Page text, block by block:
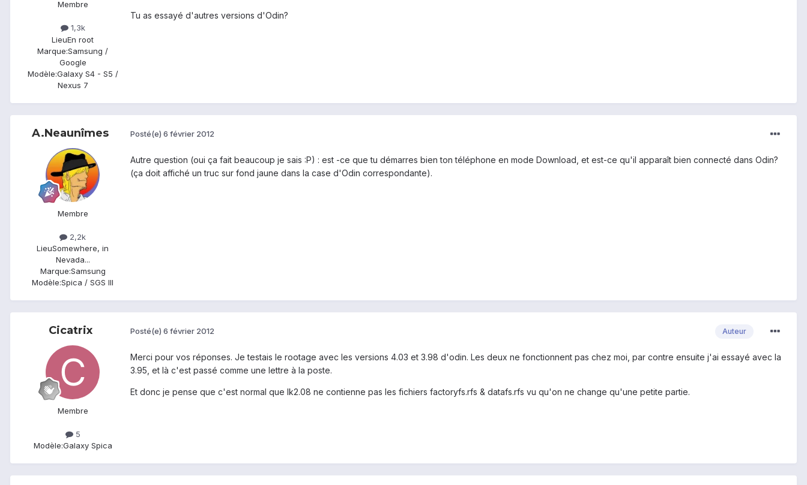
Membre
1,3k
LieuEn root
Marque:Samsung /
Google
Modèle:Galaxy S4 - S5 /
Nexus 7
Tu as essayé d'autres versions d'Odin?
A.Neaunîmes
Membre
2,2k
LieuSomewhere, in
Nevada...
Marque:Samsung
Modèle:Spica / SGS III
Posté(e) 6 février 2012
Autre question (oui ça fait beaucoup je sais :P) : est -ce que tu démarres bien ton téléphone en mode Download, et est-ce qu'il apparaît bien connecté dans Odin?
(ça doit affiché un truc sur fond jaune dans la case d'Odin correspondante).
Cicatrix
Membre
5
Modèle:Galaxy Spica
Auteur
Posté(e) 6 février 2012
Merci pour vos réponses. Je testais le rootage avec les versions 4.03 et 3.98 d'odin. Les deux ne fonctionnent pas chez moi, par contre ensuite j'ai essayé avec la
3.95, et là c'est passé comme une lettre à la poste.
Et donc je pense que c'est normal que lk2.08 ne contienne pas les fichiers factoryfs.rfs & datafs.rfs vu qu'on ne change qu'une petite partie.